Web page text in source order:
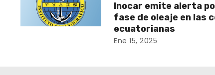
Inocar emite alerta
fase de oleaje en las
ecuatorianas
Ene 15, 2025